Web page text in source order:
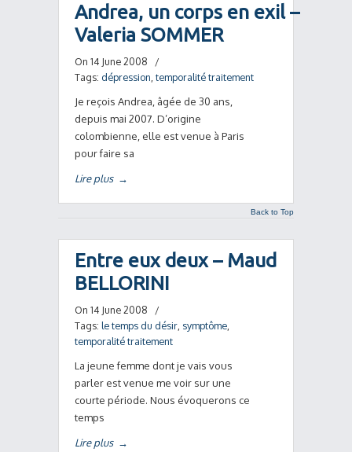
Andrea, un corps en exil –
Valeria SOMMER
On 14 June 2008
/
Tags: dépression temporalité traitement
Je reçois Andrea, âgée de 30 ans,
depuis mai 2007. D’origine
colombienne, elle est venue à Paris
pour faire sa
Lire plus →
Back to Top
Entre eux deux – Maud
BELLORINI
On 14 June 2008
/
Tags: le temps du désir symptôme
temporalité traitement
La jeune femme dont je vais vous
parler est venue me voir sur une
courte période. Nous évoquerons ce
temps
Lire plus →